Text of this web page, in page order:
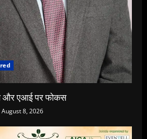
और एआई पर फोकस
August 8, 2026